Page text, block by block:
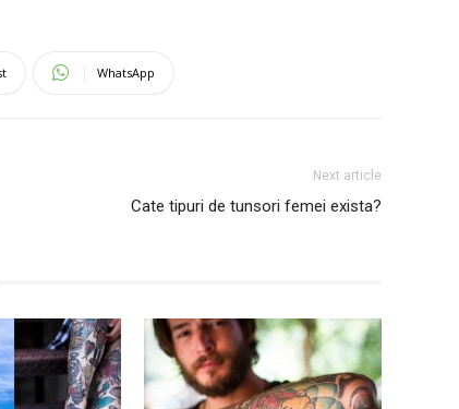
WhatsApp
Next article
Cate tipuri de tunsori femei exista?